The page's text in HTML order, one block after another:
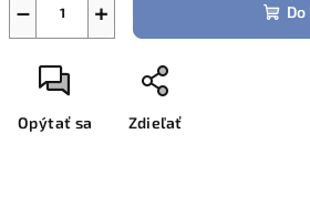
+
−
Opýtať sa Zdieľať